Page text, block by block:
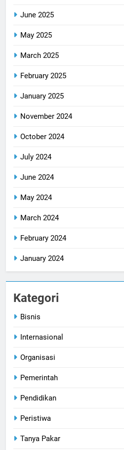
June 2025
May 2025
March 2025
February 2025
January 2025
November 2024
October 2024
July 2024
June 2024
May 2024
March 2024
February 2024
January 2024
Kategori
Bisnis
Internasional
Organisasi
Pemerintah
Pendidikan
Peristiwa
Tanya Pakar